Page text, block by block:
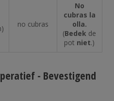
no cubras
No
cubras la
olla.
(Bedek de
pot niet.)
- Bevestigend